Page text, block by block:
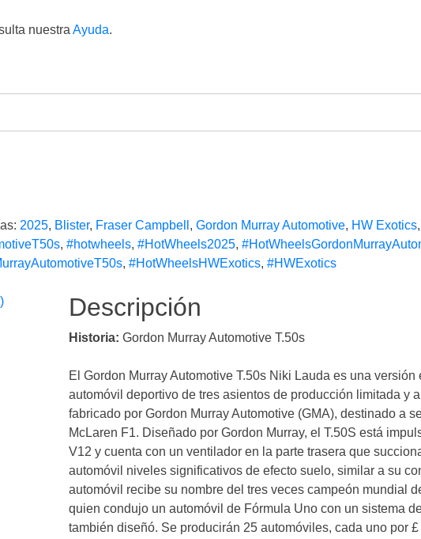
nuestra Ayuda.
2025, Blister, Fraser Campbell , Gordon Murray Automotive, HW Exotics
, #hotwheels, #HotWheels2025,
, #HotWheelsHWExotics, #HWExotics
Descripción
Historia: Gordon Murray Automotive T.50s
El Gordon Murray Automotive T.50s Niki Lauda es una
automóvil deportivo de tres asientos de producción limitada y
fabricado por Gordon Murray Automotive (GMA), destinado a
McLaren F1. Diseñado por Gordon Murray, el T.50S está
V12 y cuenta con un ventilador en la parte trasera que
automóvil niveles significativos de efecto suelo, similar a su
automóvil recibe su nombre del tres veces campeón mundial
quien condujo un automóvil de Fórmula Uno con un sistema
también diseñó. Se producirán 25 automóviles, cada uno por